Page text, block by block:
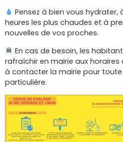
Pensez à bien vous hydrater,
heures les plus chaudes et à
nouvelles de vos proches.
En cas de besoin, les
rafraîchir en mairie aux horaires
à contacter la mairie pour
particulière.